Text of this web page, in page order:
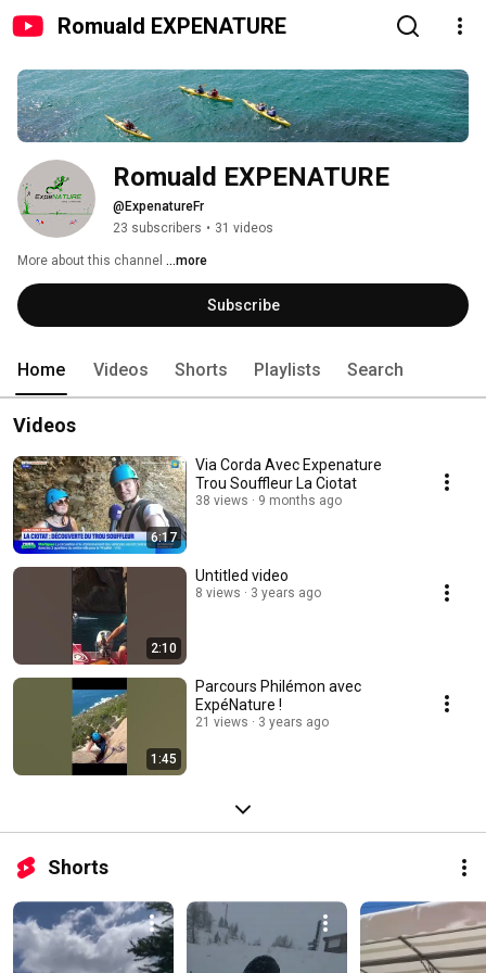
Romuald EXPENATURE
Romuald EXPENATURE
@ExpenatureFr
23 subscribers • 31 videos
More about this channel ...more
Subscribe
Home Videos Shorts Playlists Search
Videos
6:17
Via Corda Avec Expenature
Trou Souffleur La Ciotat
38 views 9 months ago
2:10
Untitled video
8 views 3 years ago
1:45
Parcours Philémon avec
ExpéNature !
21 views 3 years ago
Shorts